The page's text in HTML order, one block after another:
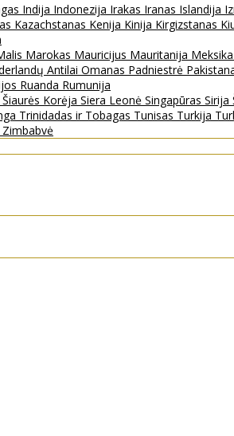
Indija Indonezija Irakas Iranas Islandija
Kazachstanas Kenija Kinija Kirgizstanas
Marokas Mauricijus Mauritanija Meksika
Antilai Omanas Padniestrė
Ruanda Rumunija
Šiaurės Korėja Siera Leonė Singapūras Sirija
Trinidadas ir Tobagas Tunisas Turkija
Zimbabvė